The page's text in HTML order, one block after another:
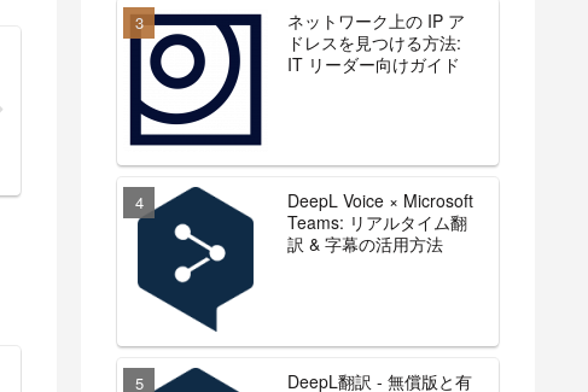
ネットワーク上の IP ア
ドレスを見つける方法:
IT リーダー向けガイド
DeepL Voice × Microsoft
Teams: リアルタイム翻
訳 & 字幕の活用方法
DeepL翻訳 - 無償版と有